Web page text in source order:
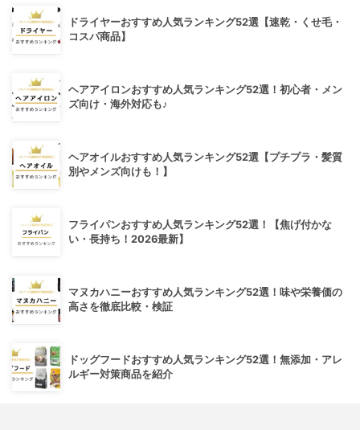
ドライヤーおすすめ人気ランキング52選【速乾・くせ毛・
コスパ商品】
ヘアアイロンおすすめ人気ランキング52選！初心者・メン
ズ向け・海外対応も♪
ヘアオイルおすすめ人気ランキング52選【プチプラ・髪質
別やメンズ向けも！】
フライパンおすすめ人気ランキング52選！【焦げ付かな
い・長持ち！2026最新】
マヌカハニーおすすめ人気ランキング52選！味や栄養価の
高さを徹底比較・検証
ドッグフードおすすめ人気ランキング52選！無添加・アレ
ルギー対策商品を紹介